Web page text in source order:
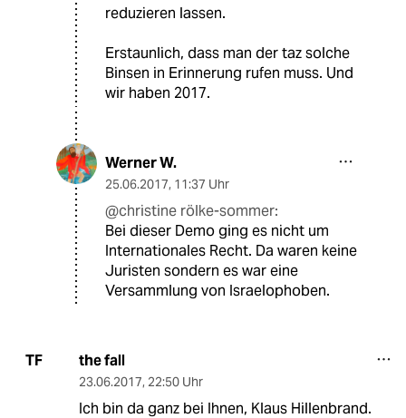
reduzieren lassen.
Erstaunlich, dass man der taz solche
Binsen in Erinnerung rufen muss. Und
wir haben 2017.
Werner W.
25.06.2017, 11:37 Uhr
@christine rölke-sommer:
Bei dieser Demo ging es nicht um
Internationales Recht. Da waren keine
Juristen sondern es war eine
Versammlung von Israelophoben.
TF the fall
23.06.2017, 22:50 Uhr
Ich bin da ganz bei Ihnen, Klaus Hillenbrand.